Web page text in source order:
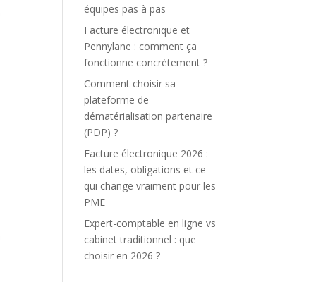
équipes pas à pas
Facture électronique et
Pennylane : comment ça
fonctionne concrètement ?
Comment choisir sa
plateforme de
dématérialisation partenaire
(PDP) ?
Facture électronique 2026 :
les dates, obligations et ce
qui change vraiment pour les
PME
Expert-comptable en ligne vs
cabinet traditionnel : que
choisir en 2026 ?